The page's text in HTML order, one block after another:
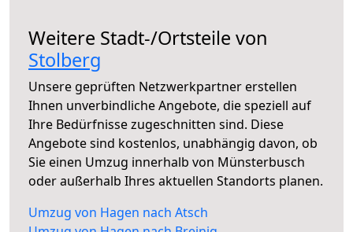
Weitere Stadt-/Ortsteile von
Stolberg
Unsere geprüften Netzwerkpartner erstellen
Ihnen unverbindliche Angebote, die speziell auf
Ihre Bedürfnisse zugeschnitten sind. Diese
Angebote sind kostenlos, unabhängig davon, ob
Sie einen Umzug innerhalb von Münsterbusch
oder außerhalb Ihres aktuellen Standorts planen.
Umzug von Hagen nach Atsch